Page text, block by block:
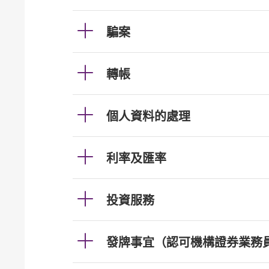
騙案
轉帳
個人資料的處理
利率及匯率
投資服務
發牌事宜（認可機構證券業務